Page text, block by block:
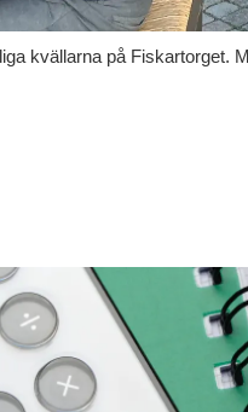
kvällarna på Fiskartorget.